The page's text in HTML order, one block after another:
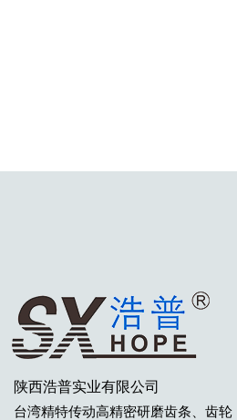
陕西浩普实业有限公司
台湾精特传动高精密研磨齿条 、齿轮